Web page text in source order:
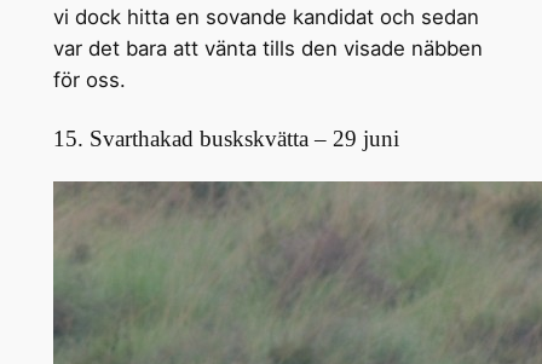
vi dock hitta en sovande kandidat och sedan
var det bara att vänta tills den visade näbben
för oss.
15. Svarthakad buskskvätta – 29 juni